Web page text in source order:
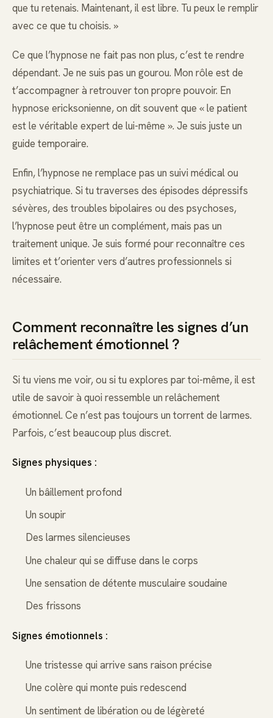
que tu retenais. Maintenant, il est libre. Tu peux le remplir
avec ce que tu choisis. »
Ce que l’hypnose ne fait pas non plus, c’est te rendre
dépendant. Je ne suis pas un gourou. Mon rôle est de
t’accompagner à retrouver ton propre pouvoir. En
hypnose ericksonienne, on dit souvent que « le patient
est le véritable expert de lui-même ». Je suis juste un
guide temporaire.
Enfin, l’hypnose ne remplace pas un suivi médical ou
psychiatrique. Si tu traverses des épisodes dépressifs
sévères, des troubles bipolaires ou des psychoses,
l’hypnose peut être un complément, mais pas un
traitement unique. Je suis formé pour reconnaître ces
limites et t’orienter vers d’autres professionnels si
nécessaire.
Comment reconnaître les signes d’un
relâchement émotionnel ?
Si tu viens me voir, ou si tu explores par toi-même, il est
utile de savoir à quoi ressemble un relâchement
émotionnel. Ce n’est pas toujours un torrent de larmes.
Parfois, c’est beaucoup plus discret.
Signes physiques :
Un bâillement profond
Un soupir
Des larmes silencieuses
Une chaleur qui se diffuse dans le corps
Une sensation de détente musculaire soudaine
Des frissons
Signes émotionnels :
Une tristesse qui arrive sans raison précise
Une colère qui monte puis redescend
Un sentiment de libération ou de légèreté